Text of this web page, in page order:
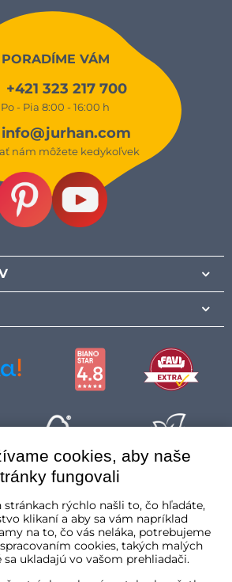
PORADÍME VÁM
+421 323 217 700
Po - Pia 8:00 - 16:00 h
info@jurhan.com
nám môžete kedykoľvek
cookies, aby naše
fungovali
stránkach rýchlo našli to, čo hľadáte,
klikaní a aby sa vám napríklad
na to, čo vás neláka, potrebujeme
cookies, takých malých
ukladajú vo vašom prehliadači.